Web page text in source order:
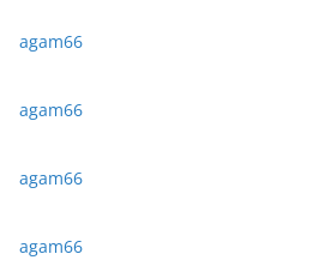
agam66
agam66
agam66
agam66